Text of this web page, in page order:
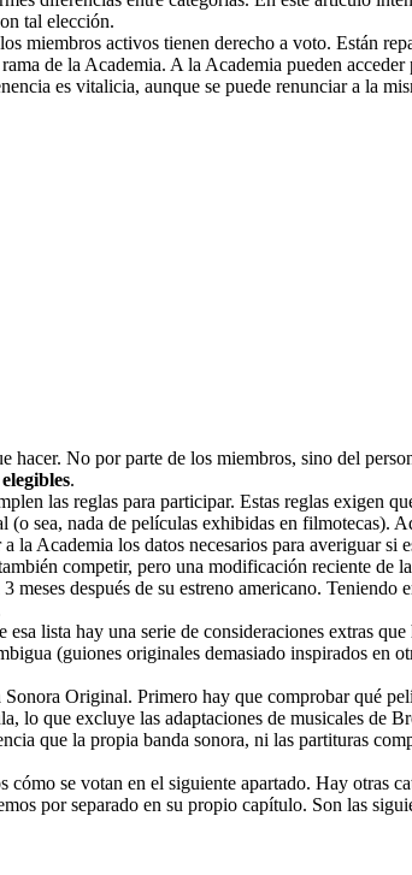
tal elección.
miembros activos tienen derecho a voto. Están
de la Academia. A la Academia pueden
es vitalicia, aunque se puede renunciar a la
hacer. No por parte de los miembros, sino del
.
las reglas para participar. Estas reglas exigen
sea, nada de películas exhibidas en filmotecas).
la Academia los datos necesarios para averiguar si
competir, pero una modificación reciente de
3 meses después de su estreno americano.
lista hay una serie de consideraciones extras
(guiones originales demasiado inspirados en
Original. Primero hay que comprobar qué
lo que excluye las adaptaciones de musicales de
que la propia banda sonora, ni las partituras
cómo se votan en el siguiente apartado. Hay otras
por separado en su propio capítulo. Son las